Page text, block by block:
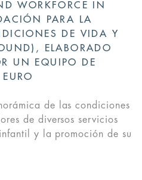
WORKFORCE IN
PARA LA
DE VIDA Y
ELABORADO
UN EQUIPO DE
de las condiciones
de diversos servicios
y la promoción de su